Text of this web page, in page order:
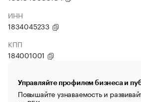
ИНН
1834045233
КПП
184001001
Управляйте профилем бизнеса и
Повышайте узнаваемость и